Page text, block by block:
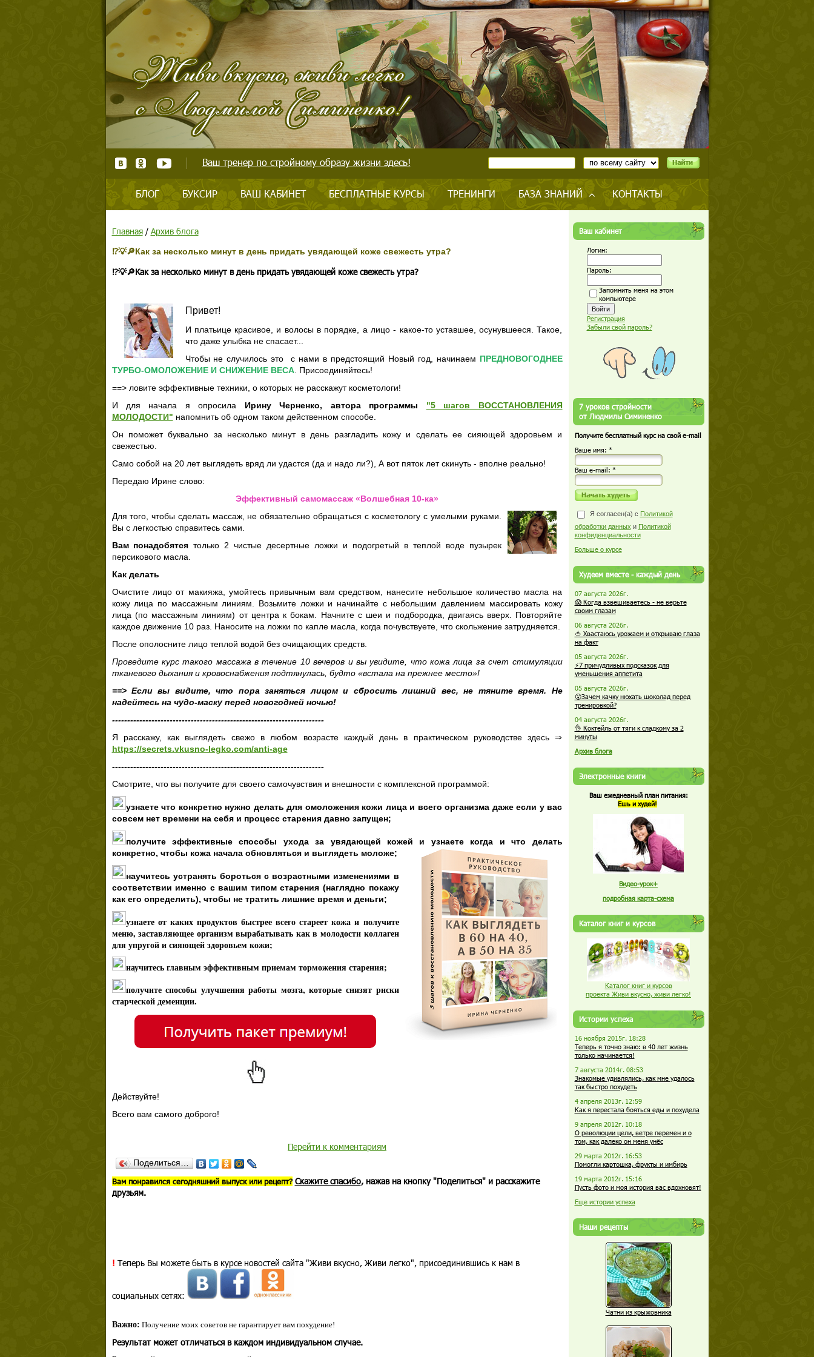
Ваш тренер по стройному образу жизни здесь!
БЛОГ БУКСИР ВАШ КАБИНЕТ БЕСПЛАТНЫЕ КУРСЫ ТРЕНИНГИ БАЗА ЗНАНИЙ КОНТАКТЫ
Главная/ Архив блога
⁉💡🔎Как за несколько минут в день придать увядающей коже свежесть утра?
⁉💡🔎Как за несколько минут в день придать увядающей коже свежесть утра?
Привет!
И платьице красивое, и волосы в порядке, а лицо - какое-то уставшее, осунувшееся. Такое,
что даже улыбка не спасает...
Чтобы не случилось это с нами в предстоящий Новый год, начинаем ПРЕДНОВОГОДНЕЕ
ТУРБО-ОМОЛОЖЕНИЕ И СНИЖЕНИЕ ВЕСА. Присоединяйтесь!
==> ловите эффективные техники, о которых не расскажут косметологи!
И для начала я опросила Ирину Черненко, автора программы "5 шагов ВОССТАНОВЛЕНИЯ
МОЛОДОСТИ" напомнить об одном таком действенном способе.
Он поможет буквально за несколько минут в день разгладить кожу и сделать ее сияющей здоровьем и
свежестью.
Само собой на 20 лет выглядеть вряд ли удастся (да и надо ли?), А вот пяток лет скинуть - вполне реально!
Передаю Ирине слово:
Эффективный самомассаж «Волшебная 10-ка»
Для того, чтобы сделать массаж, не обязательно обращаться с косметологу с умелыми руками.
Вы с легкостью справитесь сами.
Вам понадобятся только 2 чистые десертные ложки и подогретый в теплой воде пузырек
персикового масла.
Как делать
Очистите лицо от макияжа, умойтесь привычным вам средством, нанесите небольшое количество масла на
кожу лица по массажным линиям. Возьмите ложки и начинайте с небольшим давлением массировать кожу
лица (по массажным линиям) от центра к бокам​​​. Начните с шеи и подбородка, двигаясь вверх. Повторяйте
каждое движение 10 раз. Наносите на ложки по капле масла, когда почувствуете, что скольжение затрудняется.
После ополосните лицо теплой водой без очищающих средств.
Проведите курс такого массажа в течение 10 вечеров и вы увидите, что кожа лица за счет стимуляции
тканевого дыхания и кровоснабжения подтянулась, будто «встала на прежнее место»!
==> Если вы видите, что пора заняться лицом и сбросить лишний вес, не тяните время. Не
надейтесь на чудо-маску перед новогодней ночью!
----------------------------------------------------------------------
Я расскажу, как выглядеть свежо в любом возрасте каждый день в практическом руководстве здесь ⇒
https://secrets.vkusno-legko.com/anti-age
----------------------------------------------------------------------
Смотрите, что вы получите для своего самочувствия и внешности с комплексной программой:
узнаете что конкретно нужно делать для омоложения кожи лица и всего организма даже если у вас
совсем нет времени на себя и процесс старения давно запущен;
получите эффективные способы ухода за увядающей кожей и узнаете когда и что делать
конкретно, чтобы кожа начала обновляться и выглядеть моложе;
научитесь устранять бороться с возрастными изменениями в
соответствии именно с вашим типом старения (наглядно покажу
как его определить), чтобы не тратить лишние время и деньги;
узнаете от каких продуктов быстрее всего стареет кожа и получите
меню, заставляющее организм вырабатывать как в молодости коллаген
для упругой и сияющей здоровьем кожи;
научитесь главным эффективным приемам торможения старения;
получите способы улучшения работы мозга, которые снизят риски
старческой деменции.
Действуйте!
Всего вам самого доброго!
Перейти к комментариям
Поделиться…
Вам понравился сегодняшний выпуск или рецепт? Скажите спасибо, нажав на кнопку "Поделиться" и расскажите
друзьям.
! Теперь Вы можете быть в курсе новостей сайта "Живи вкусно, Живи легко", присоединившись к нам в
социальных сетях:
Важно: Получение моих советов не гарантирует вам похудение!
Результат может отличаться в каждом индивидуальном случае.
Ваш кабинет
Логин:
Пароль:
Запомнить меня на этом
компьютере
Регистрация
Забыли свой пароль?
7 уроков стройности
от Людмилы Симиненко
Получите бесплатный курс на свой e-mail
Ваше имя: *
Ваш е-mail: *
Я согласен(а) с Политикой
обработки данных и Политикой
конфиденциальности
Больше о курсе
Худеем вместе - каждый день
07 августа 2026г.
😱 Когда взвешиваетесь - не верьте
своим глазам
06 августа 2026г.
🍅 Хвастаюсь урожаем и открываю глаза
на факт
05 августа 2026г.
⚡7 причудливых подсказок для
уменьшения аппетита
05 августа 2026г.
😮Зачем качку нюхать шоколад перед
тренировкой?
04 августа 2026г.
👌 Коктейль от тяги к сладкому за 2
минуты
Архив блога
Электронные книги
Ваш ежедневный план питания:
Ешь и худей!
Видео-урок+
подробная карта-схема
Каталог книг и курсов
Каталог книг и курсов
проекта Живи вкусно, живи легко!
Истории успеха
16 ноября 2015г. 18:28
Теперь я точно знаю: в 40 лет жизнь
только начинается!
7 августа 2014г. 08:53
Знакомые удивлялись, как мне удалось
так быстро похудеть
4 апреля 2013г. 12:59
Как я перестала бояться еды и похудела
9 апреля 2012г. 10:18
О революции цели, ветре перемен и о
том, как далеко он меня унёс
29 марта 2012г. 16:53
Помогли картошка, фрукты и имбирь
19 марта 2012г. 15:16
Пусть фото и моя история вас вдохновят!
Еще истории успеха
Наши рецепты
Чатни из крыжовника